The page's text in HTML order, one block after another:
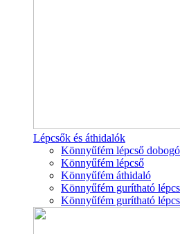
Lépcsők és áthidalók
Könnyűfém lépcső
Könnyűfém lépcső
Könnyűfém áthidaló
Könnyűfém gurítható
Könnyűfém gurítható